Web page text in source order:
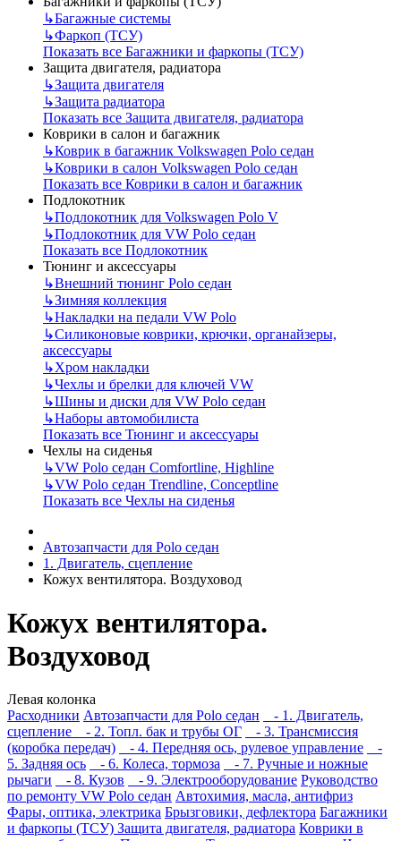
↳Багажные системы
↳Фаркоп (ТСУ)
Показать все Багажники и фаркопы (ТСУ)
Защита двигателя, радиатора
↳Защита двигателя
↳Защита радиатора
Показать все Защита двигателя, радиатора
Коврики в салон и багажник
↳Коврик в багажник Volkswagen Polo седан
↳Коврики в салон Volkswagen Polo седан
Показать все Коврики в салон и багажник
Подлокотник
↳Подлокотник для Volkswagen Polo V
↳Подлокотник для VW Polo седан
Показать все Подлокотник
Тюнинг и аксессуары
↳Внешний тюнинг Polo седан
↳Зимняя коллекция
↳Накладки на педали VW Polo
↳Силиконовые коврики, крючки, органайзеры,
аксессуары
↳Хром накладки
↳Чехлы и брелки для ключей VW
↳Шины и диски для VW Polo седан
↳Наборы автомобилиста
Показать все Тюнинг и аксессуары
Чехлы на сиденья
↳VW Polo седан Comfortline, Highline
↳VW Polo седан Trendline, Conceptline
Показать все Чехлы на сиденья
Автозапчасти для Polo седан
1. Двигатель, сцепление
Кожух вентилятора. Воздуховод
Кожух вентилятора.
Воздуховод
Левая колонка
Расходники Автозапчасти для Polo седан
- 1. Двигатель,
сцепление
- 2. Топл. бак и трубы ОГ
- 3. Трансмиссия
(коробка передач)
- 4. Передняя ось, рулевое управление
-
5. Задняя ось
- 6. Колеса, тормоза
- 7. Ручные и ножные
рычаги
- 8. Кузов - 9. Электрооборудование Руководство
по ремонту VW Polo седан Автохимия, масла, антифриз
Фары, оптика, электрика Брызговики, дефлектора Багажники
и фаркопы (ТСУ) Защита двигателя, радиатора Коврики в